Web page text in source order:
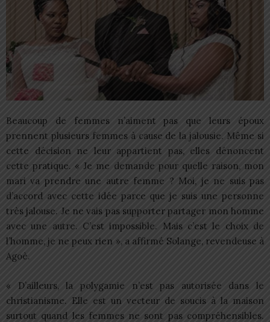
Beaucoup de femmes n’aiment pas que leurs époux
prennent plusieurs femmes à cause de la jalousie. Même si
cette décision ne leur appartient pas, elles dénoncent
cette pratique. « Je me demande pour quelle raison, mon
mari va prendre une autre femme ? Moi, je ne suis pas
d’accord avec cette idée parce que je suis une personne
très jalouse. Je ne vais pas supporter partager mon homme
avec une autre. C’est impossible. Mais c’est le choix de
l’homme, je ne peux rien », a affirmé Solange, revendeuse à
Agoè.
« D’ailleurs, la polygamie n’est pas autorisée dans le
christianisme. Elle est un vecteur de soucis à la maison
surtout quand les femmes ne sont pas compréhensibles.